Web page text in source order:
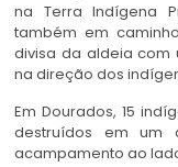
na Terra Indígena
também em
divisa da aldeia com
na direção dos
Em Dourados, 15
destruídos em
acampamento ao